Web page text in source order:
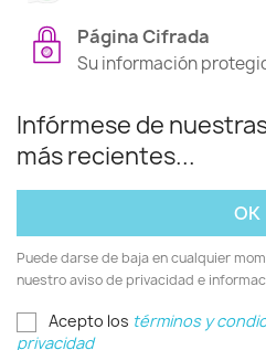
Página Cifrada
Su información
Infórmese de
más recientes...
Puede darse de baja en cualquier
nuestro aviso de privacidad e
Acepto los términos y
privacidad